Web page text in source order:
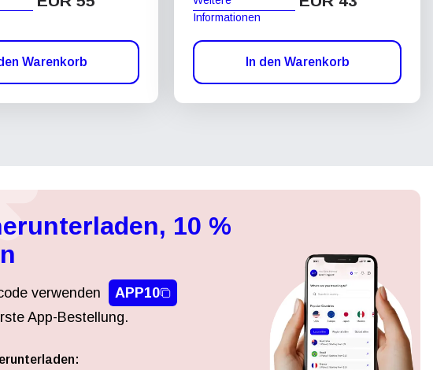
Warenkorb
Informationen
In den Warenkorb
10 %
verwenden
APP10
App-Bestellung.